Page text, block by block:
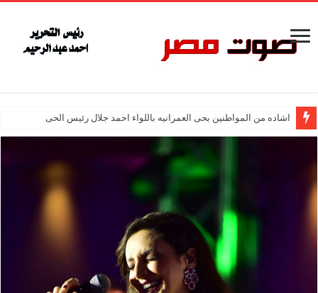
اشاده من المواطنين بحى العمرانيه باللواء احمد جلال رئيس الحى